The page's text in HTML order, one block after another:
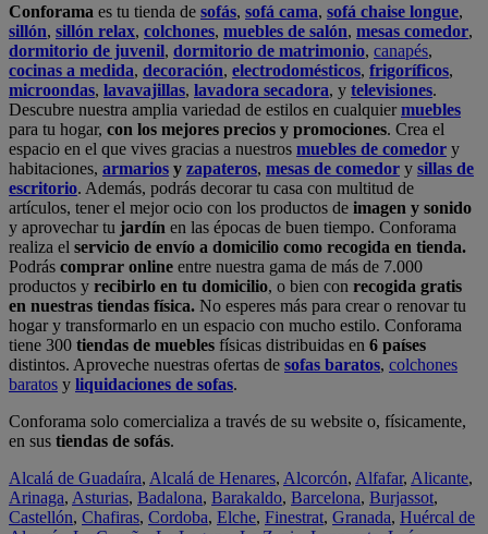
Conforama es tu tienda de sofás, sofá cama, sofá chaise longue,
sillón, sillón relax, colchones, muebles de salón, mesas comedor,
dormitorio de juvenil, dormitorio de matrimonio, canapés,
cocinas a medida, decoración, electrodomésticos, frigoríficos,
microondas, lavavajillas, lavadora secadora, y televisiones.
Descubre nuestra amplia variedad de estilos en cualquiermuebles
para tu hogar, con los mejores precios y promociones. Crea el
espacio en el que vives gracias a nuestros muebles de comedor y
habitaciones, armarios y zapateros, mesas de comedor y sillas de
escritorio. Además, podrás decorar tu casa con multitud de
artículos, tener el mejor ocio con los productos de imagen y sonido
y aprovechar tu jardín en las épocas de buen tiempo. Conforama
realiza el servicio de envío a domicilio como recogida en tienda.
Podrás comprar online entre nuestra gama de más de 7.000
productos y recibirlo en tu domicilio, o bien con recogida gratis
en nuestras tiendas física. No esperes más para crear o renovar tu
hogar y transformarlo en un espacio con mucho estilo. Conforama
tiene 300 tiendas de muebles físicas distribuidas en 6 países
distintos. Aproveche nuestras ofertas de sofas baratos, colchones
baratos y liquidaciones de sofas.
Conforama solo comercializa a través de su website o, físicamente,
en sus tiendas de sofás.
Alcalá de Guadaíra, Alcalá de Henares, Alcorcón, Alfafar, Alicante,
Arinaga, Asturias, Badalona, Barakaldo, Barcelona, Burjassot,
Castellón, Chafiras, Cordoba, Elche, Finestrat, Granada, Huércal de